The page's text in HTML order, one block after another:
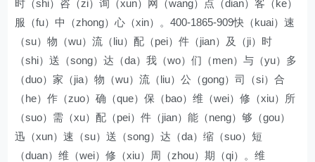
时（shi）咨（zi）询（xun）网（wang）点（dian）客（ke）
服（fu）中（zhong）心（xin）。400-1865-909快（kuai）速
（su）物（wu）流（liu）配（pei）件（jian）及（ji）时
（shi）送（song）达（da）我（wo）们（men）与（yu）多
（duo）家（jia）物（wu）流（liu）公（gong）司（si）合
（he）作（zuo）确（que）保（bao）维（wei）修（xiu）所
（suo）需（xu）配（pei）件（jian）能（neng）够（gou）
迅（xun）速（su）送（song）达（da）缩（suo）短
（duan）维（wei）修（xiu）周（zhou）期（qi）。维